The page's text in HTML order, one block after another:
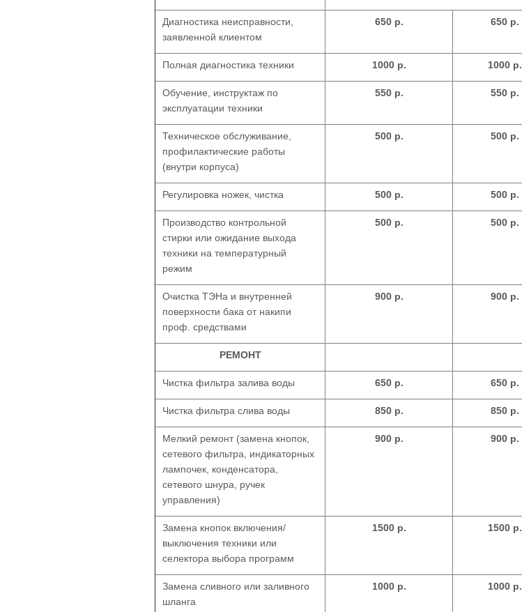
Диагностика неисправности,
заявленной клиентом
650 р. 650 р.
Полная диагностика техники 1000 р. 1000 р.
Обучение, инструктаж по
эксплуатации техники
550 р. 550 р.
Техническое обслуживание,
профилактические работы
(внутри корпуса)
500 р. 500 р.
Регулировка ножек, чистка 500 р. 500 р.
Производство контрольной
стирки или ожидание выхода
техники на температурный
режим
500 р. 500 р.
Очистка ТЭНа и внутренней
поверхности бака от накипи
проф. средствами
900 р. 900 р.
РЕМОНТ
Чистка фильтра залива воды 650 р. 650 р.
Чистка фильтра слива воды 850 р. 850 р.
Мелкий ремонт (замена кнопок,
сетевого фильтра, индикаторных
лампочек, конденсатора,
сетевого шнура, ручек
управления)
900 р. 900 р.
Замена кнопок включения/
выключения техники или
селектора выбора программ
1500 р. 1500 р.
Замена сливного или заливного
шланга
1000 р. 1000 р.